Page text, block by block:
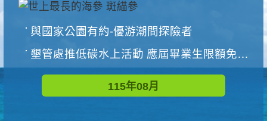
與國家公園有約-優游潮間探險者
墾管處推低碳水上活動 應屆畢業生限額免費參加
115年08月